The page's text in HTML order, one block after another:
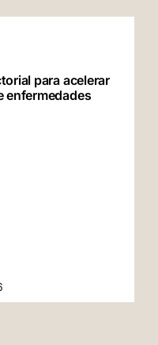
para acelerar
enfermedades